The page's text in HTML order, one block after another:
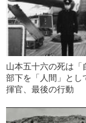
山本五十六の死は
部下を「人間」とし
揮官、最後の行動